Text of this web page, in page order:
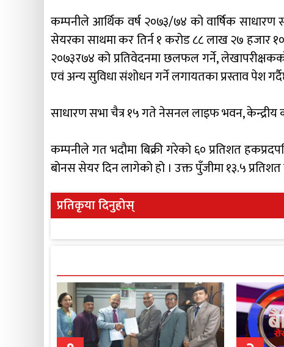
कम्पनीले आर्थिक वर्ष २०७३/७४ को वार्षिक
सेयरका साथमा कर तिर्न १ करोड ८८ लाख २७ हजार
२०७३र७४ को प्रतिवेदनमा छलफल गर्ने,
एवं अन्य सुविधा संशोधन गर्ने लगायतका प्रस्ताव पेश
साधारण सभा चैत्र १५ गते नेसनल लाइफ भवन, केन्द्रीय
कम्पनीले गत भदौमा बिक्री गरेको ६० प्रतिशत
बोनस सेयर दिन लागेको हो । उक्त पुँजीमा १३.५
प्रतिकृया दिनुहोस्